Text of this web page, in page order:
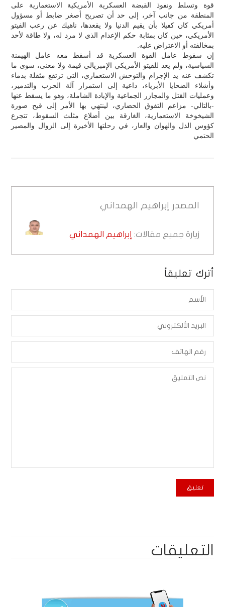
قوة وتسلط ونفوذ القبضة العسكرية الأمريكية الاستعمارية على
المنطقة من جانب آخر، إلى حد أن تصريح أصغر ضابط أو مسؤول
أمريكي كان كفيلا بأن يقيم الدنيا ولا يقعدها، ناهيك عن رعب الفيتو
الأمريكي، حين كان بمثابة حكم الإعدام الذي لا مرد له، ولا طاقة لأحد
بمخالفته أو الاعتراض عليه.
إن سقوط عامل القوة العسكرية قد أسقط معه عامل الهيمنة
السياسية، ولم يعد للفيتو الأمريكي الإمبريالي قيمة ولا معنى، سوى ما
تكشف عنه يد الإجرام والتوحش الاستعماري، التي ترتفع مثقلة بدماء
وأشلاء الضحايا الأبرياء، داعية إلى استمرار آلة الحرب والتدمير،
وعمليات القتل والمجازر الجماعية والإبادة الشاملة، وهو ما يسقط عنها
-بالتالي- مزاعم التفوق الحضاري، لينتهي بها الأمر إلى قبح صورة
الشيخوخة الاستعمارية، الغارقة بين أضلاع مثلث السقوط، تتجرع
كؤوس الذل والهوان والعار، في رحلتها الأخيرة إلى الزوال والمصير
الحتمي
المصدر إبراهيم الهمداني
زيارة جميع مقالات: إبراهيم الهمداني
أترك تعليقاً
التعليقات